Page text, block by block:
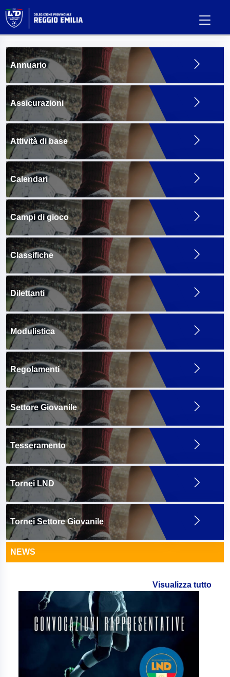
Annuario
Assicurazioni
Attività di base
Calendari
Campi di gioco
Classifiche
Dilettanti
Modulistica
Regolamenti
Settore Giovanile
Tesseramento
Tornei LND
Tornei Settore Giovanile
NEWS
Visualizza tutto